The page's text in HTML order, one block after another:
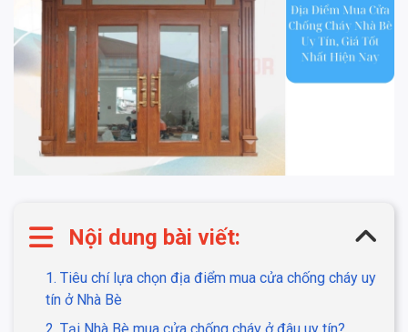
Nội dung bài viết:
1. Tiêu chí lựa chọn địa điểm mua cửa chống cháy uy
tín ở Nhà Bè